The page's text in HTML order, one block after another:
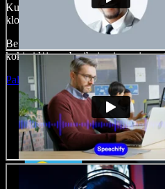
Kurkite įgarsinimus, pridėkite
klonuokite balsą – kurkite pilnus,
Be jokių mokymų ir viskas
kokią idėją, neberibojami senųjų
Paleisti studiją